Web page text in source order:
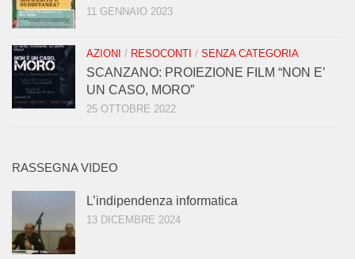
11 GENNAIO 2023
AZIONI / RESOCONTI / SENZA CATEGORIA
SCANZANO: PROIEZIONE FILM “NON E’
UN CASO, MORO”
25 OTTOBRE 2022
RASSEGNA VIDEO
L’indipendenza informatica
13 DICEMBRE 2024